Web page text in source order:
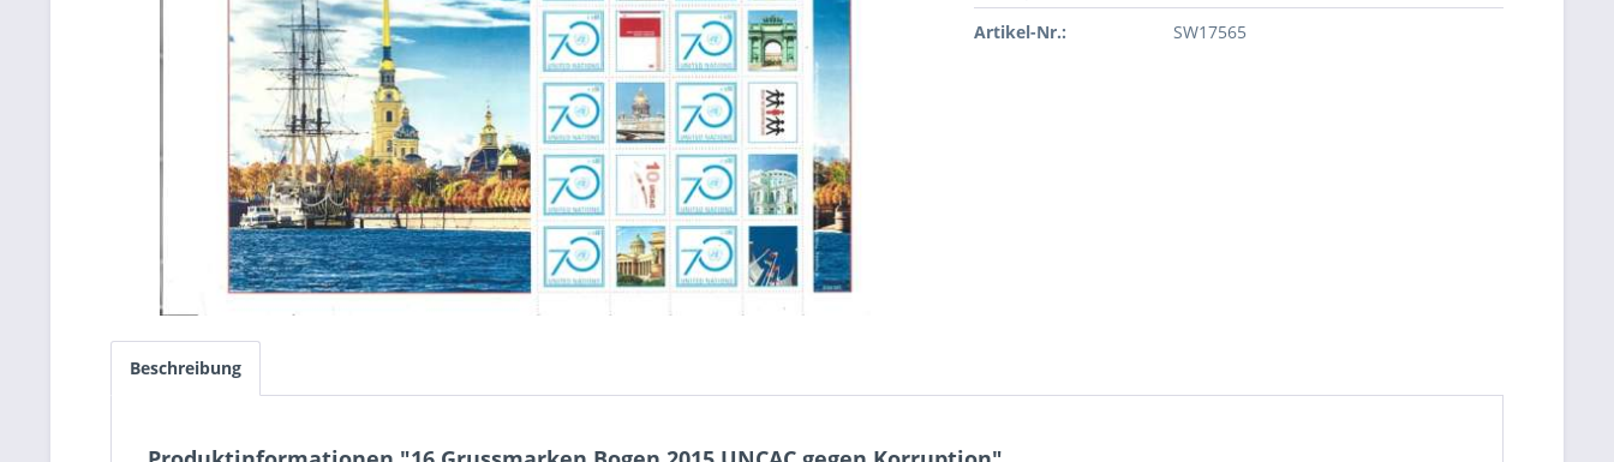
Artikel-Nr.:
SW17565
Beschreibung